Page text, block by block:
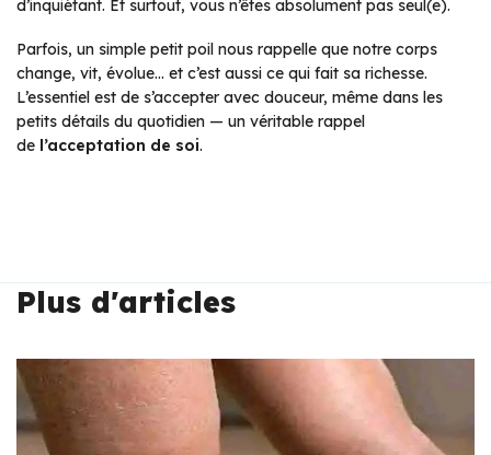
d’inquiétant. Et surtout, vous n’êtes absolument pas seul(e).
Parfois, un simple petit poil nous rappelle que notre corps
change, vit, évolue… et c’est aussi ce qui fait sa richesse.
L’essentiel est de s’accepter avec douceur, même dans les
petits détails du quotidien — un véritable rappel
de l’acceptation de soi.
Plus d'articles